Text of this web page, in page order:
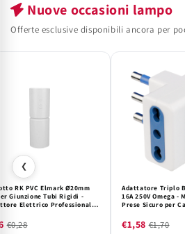
Nuove occasioni lampo
Offerte esclusive disponibili ancora per
❮
RK PVC Elmark Ø20mm
Giunzione Tubi Rigidi -
Elettrico Professionale
€0,28
Adattatore Triplo
16A 250V Omega
Prese Sicuro per
€1,58 €1,70